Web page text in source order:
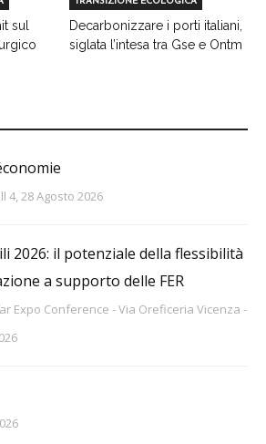
sul
Decarbonizzare i porti italiani,
siglata l’intesa tra Gse e Ontm
4, 28 Agosto 2026
2026: il potenziale della flessibilità
a supporto delle FER
Expo Conference - Via Oreficeria Vicenza -